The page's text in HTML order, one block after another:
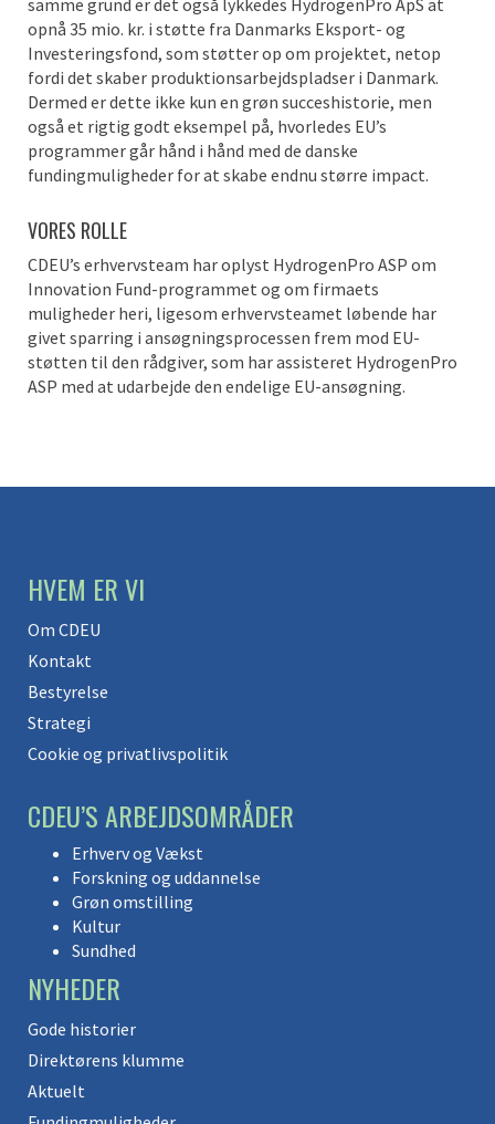
samme grund er det også lykkedes HydrogenPro ApS at
opnå 35 mio. kr. i støtte fra Danmarks Eksport- og
Investeringsfond, som støtter op om projektet, netop
fordi det skaber produktionsarbejdspladser i Danmark.
Dermed er dette ikke kun en grøn succeshistorie, men
også et rigtig godt eksempel på, hvorledes EU’s
programmer går hånd i hånd med de danske
fundingmuligheder for at skabe endnu større impact.
VORES ROLLE
CDEU’s erhvervsteam har oplyst HydrogenPro ASP om
Innovation Fund-programmet og om firmaets
muligheder heri, ligesom erhvervsteamet løbende har
givet sparring i ansøgningsprocessen frem mod EU-
støtten til den rådgiver, som har assisteret HydrogenPro
ASP med at udarbejde den endelige EU-ansøgning.
HVEM ER VI
Om CDEU
Kontakt
Bestyrelse
Strategi
Cookie og privatlivspolitik
CDEU’S ARBEJDSOMRÅDER
Erhverv og Vækst
Forskning og uddannelse
Grøn omstilling
Kultur
Sundhed
NYHEDER
Gode historier
Direktørens klumme
Aktuelt